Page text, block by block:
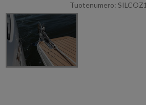
Tuotenumero: